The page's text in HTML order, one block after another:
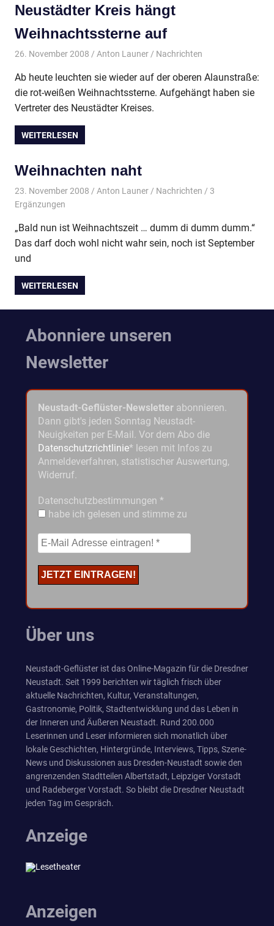
Neustädter Kreis hängt
Weihnachtssterne auf
26. November 2008 Anton Launer Nachrichten
Ab heute leuchten sie wieder auf der oberen Alaunstraße:
die rot-weißen Weihnachtssterne. Aufgehängt haben sie
Vertreter des Neustädter Kreises.
WEITERLESEN
Weihnachten naht
23. November 2008 Anton Launer Nachrichten / 3
Ergänzungen
„Bald nun ist Weihnachtszeit … dumm di dumm dumm.“
Das darf doch wohl nicht wahr sein, noch ist September
und
WEITERLESEN
Abonniere unseren
Newsletter
Neustadt-Geflüster-Newsletter abonnieren.
Dann gibt's jeden Sonntag Neustadt-
Neuigkeiten per E-Mail. Vor dem Abo die
Datenschutzrichtlinie* lesen mit Infos zu
Anmeldeverfahren, statistischer Auswertung,
Widerruf.
Datenschutzbestimmungen *
habe ich gelesen und stimme zu
Über uns
Neustadt-Geflüster ist das Online-Magazin für die Dresdner
Neustadt. Seit 1999 berichten wir täglich frisch über
aktuelle Nachrichten, Kultur, Veranstaltungen,
Gastronomie, Politik, Stadtentwicklung und das Leben in
der Inneren und Äußeren Neustadt. Rund 200.000
Leserinnen und Leser informieren sich monatlich über
lokale Geschichten, Hintergründe, Interviews, Tipps, Szene-
News und Diskussionen aus Dresden-Neustadt sowie den
angrenzenden Stadtteilen Albertstadt, Leipziger Vorstadt
und Radeberger Vorstadt. So bleibt die Dresdner Neustadt
jeden Tag im Gespräch.
Anzeige
Anzeigen